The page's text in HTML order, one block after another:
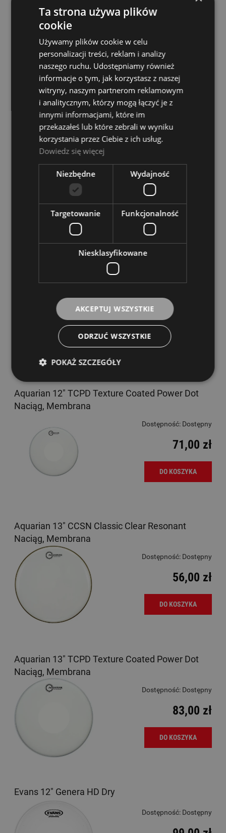
Evans 14" STD
DO KOSZYKA
Remo 14" Encore Ambassador Clear Naciąg,
Membrana
Dostępność:Dostępny
DO KOSZYKA
Remo 8" Ambassador Hazy
53,00 zł
DO KOSZYKA
Aquarian 12" TCPD Texture Coated Power Dot
Naciąg, Membrana
Dostępność: Dostępny
71,00 zł
DO KOSZYKA
Aquarian 13" CCSN Classic Clear Resonant
Naciąg, Membrana
Dostępność: Dostępny
56,00 zł
DO KOSZYKA
Aquarian 13" TCPD Texture Coated Power Dot
Naciąg, Membrana
Dostępność: Dostępny
83,00 zł
DO KOSZYKA
Evans 12" Genera HD Dry
Dostępność: Dostępny
Ta strona używa plików
cookie
Używamy plików cookie w celu
personalizacji treści, reklam i analizy
naszego ruchu. Udostępniamy również
informacje o tym, jak korzystasz z naszej
witryny, naszym partnerom reklamowym
i analitycznym, którzy mogą łączyć je z
innymi informacjami, które im
przekazałeś lub które zebrali w wyniku
korzystania przez Ciebie z ich usług.
Dowiedz się więcej
Niezbędne Wydajność
Targetowanie Funkcjonalność
Niesklasyfikowane
AKCEPTUJ WSZYSTKIE
ODRZUĆ WSZYSTKIE
POKAŻ SZCZEGÓŁY